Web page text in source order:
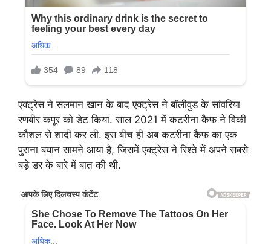
एक्ट्रेस ने सलमान खान के बाद एक्ट्रेस ने बॉलीवुड के सांवरिया
रणबीर कपूर को डेट किया. साल 2021 में कटरीना कैफ ने विकी
कौशल से शादी कर ली. इस बीच ही अब कटरीना कैफ का एक
पुराना बयान सामने आया है, जिसमें एक्ट्रेस ने रिश्ते में अपने सबसे
बड़े डर के बारे में बात की थी.